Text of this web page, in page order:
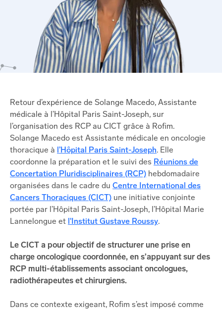
Retour d’expérience de Solange Macedo, Assistante
médicale à l’Hôpital Paris Saint-Joseph, sur
l’organisation des RCP au CICT grâce à Rofim.
Solange Macedo est Assistante médicale en oncologie
thoracique à l’Hôpital Paris Saint-Joseph. Elle
coordonne la préparation et le suivi des Réunions de
Concertation Pluridisciplinaires (RCP) hebdomadaire
organisées dans le cadre du Centre International des
Cancers Thoraciques (CICT) une initiative conjointe
portée par l’Hôpital Paris Saint-Joseph, l’Hôpital Marie
Lannelongue et l'Institut Gustave Roussy.
Le CICT a pour objectif de structurer une prise en
charge oncologique coordonnée, en s’appuyant sur des
RCP multi-établissements associant oncologues,
radiothérapeutes et chirurgiens.
Dans ce contexte exigeant, Rofim s’est imposé comme